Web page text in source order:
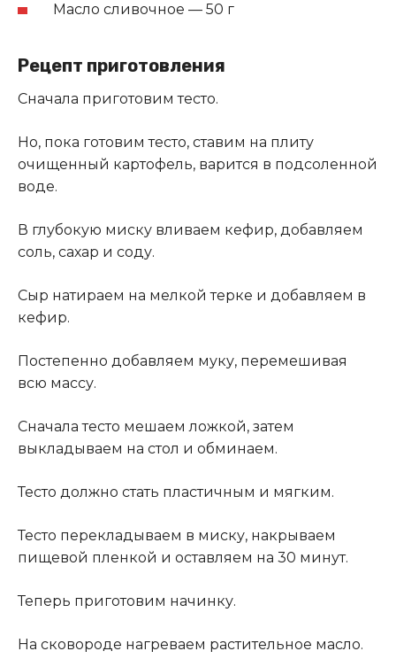
Масло сливочное — 50 г
Рецепт приготовления
Сначала приготовим тесто.
Но, пока готовим тесто, ставим на плиту
очищенный картофель, варится в подсоленной
воде.
В глубокую миску вливаем кефир, добавляем
соль, сахар и соду.
Сыр натираем на мелкой терке и добавляем в
кефир.
Постепенно добавляем муку, перемешивая
всю массу.
Сначала тесто мешаем ложкой, затем
выкладываем на стол и обминаем.
Тесто должно стать пластичным и мягким.
Тесто перекладываем в миску, накрываем
пищевой пленкой и оставляем на 30 минут.
Теперь приготовим начинку.
На сковороде нагреваем растительное масло.